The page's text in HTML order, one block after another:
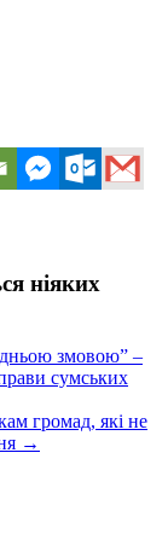
ніяких
змовою” –
сумських
громад, які не
→